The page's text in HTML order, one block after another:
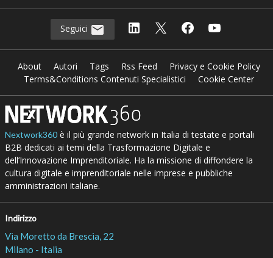
Seguici
About Autori Tags Rss Feed
Privacy e Cookie Policy
Terms&Conditions Contenuti Specialistici
Cookie Center
Nextwork360è il più grande network in Italia di testate e portali
B2B dedicati ai temi della Trasformazione Digitale e
dell’Innovazione Imprenditoriale. Ha la missione di diffondere la
cultura digitale e imprenditoriale nelle imprese e pubbliche
amministrazioni italiane.
Indirizzo
Via Moretto da Brescia, 22
Milano - Italia